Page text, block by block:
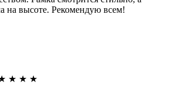
на высоте. Рекомендую всем!
★ ★ ★